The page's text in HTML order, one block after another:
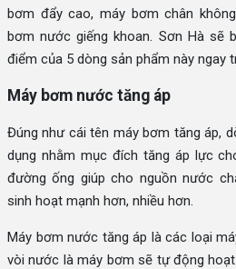
bơm đẩy cao, máy bơm chân
bơm nước giếng khoan. Sơn Hà sẽ
điểm của 5 dòng sản phẩm này ngay
Máy bơm nước tăng áp
Đúng như cái tên máy bơm tăng áp,
dụng nhằm mục đích tăng áp lực
đường ống giúp cho nguồn nước
sinh hoạt mạnh hơn, nhiều hơn.
Máy bơm nước tăng áp là các loại
vòi nước là máy bơm sẽ tự động